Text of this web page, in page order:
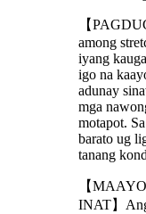
【
among
iyang
igo na
adunay
mga
motapot.
barato ug
tanang
【
INAT】